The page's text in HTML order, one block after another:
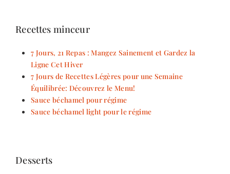
Recettes minceur
7 Jours, 21 Repas : Mangez Sainement et Gardez la
Ligne Cet Hiver
7 Jours de Recettes Légères pour une Semaine
Équilibrée: Découvrez le Menu!
Sauce béchamel pour régime
Sauce béchamel light pour le régime
Desserts